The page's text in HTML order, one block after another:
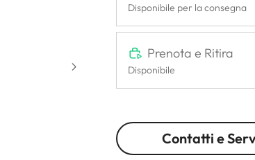
Disponibile per la consegna
Prenota e Ritira
Disponibile
Contatti e